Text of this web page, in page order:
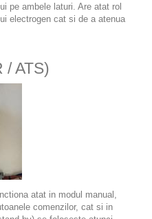
pe ambele laturi. Are atat rol
electrogen cat si de a atenua
/ ATS)
atat in modul manual,
comenzilor, cat si in